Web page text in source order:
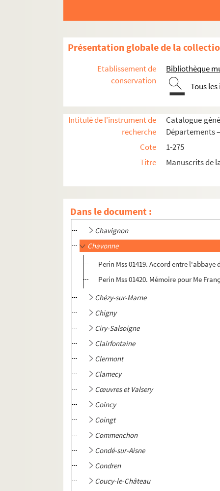
Présentation globale de la
Etablissement de
conservation
Bibliothèque
Tous
Intitulé de l'instrument de
recherche
Catalogue
Départements
Cote
1-275
Titre
Manuscrits de
Dans le document :
Bruyères
Bucy-le-Long
Camelin-et-le Fresne
Caumont
Chassemy
Château-Thierry
Chauny
Chavignon
Chavonne
Perin Mss 01419. Accord entre
Perin Mss 01420. Mémoire pour Me
Chézy-sur-Marne
Chigny
Ciry-Salsoigne
Clairfontaine
Clermont
Clamecy
Cœuvres et Valsery
Coincy
Coingt
Commenchon
Condé-sur-Aisne
Condren
Coucy-le-Château